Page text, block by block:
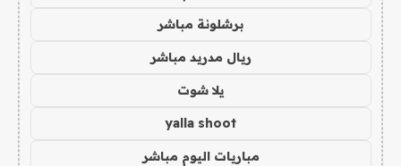
برشلونة مباشر
ريال مدريد مباشر
يلا شوت
yalla shoot
مباريات اليوم مباشر